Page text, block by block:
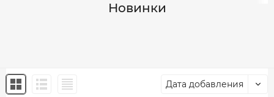
Новинки
Дата добавления